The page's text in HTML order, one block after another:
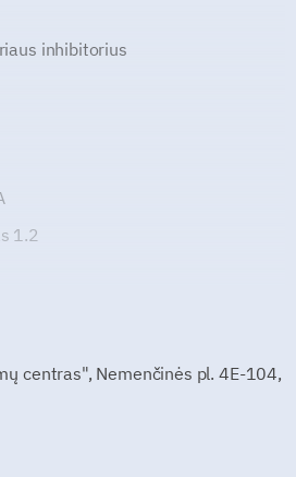
inhibitorius
1.2
centras", Nemenčinės pl. 4E-104,